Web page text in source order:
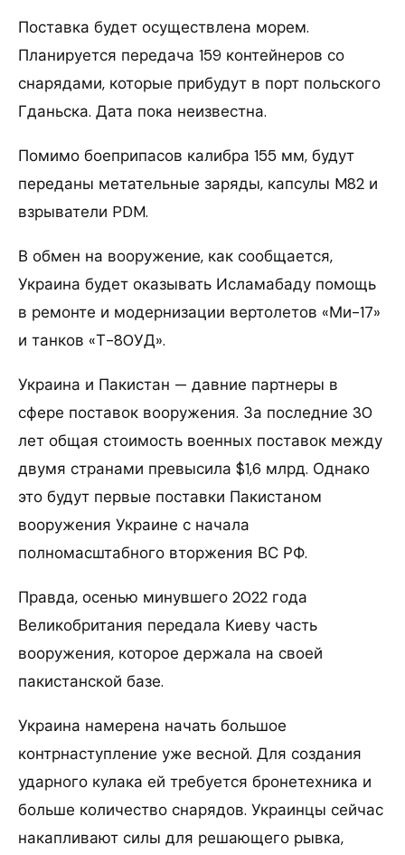
Поставка будет осуществлена морем.
Планируется передача 159 контейнеров со
снарядами, которые прибудут в порт польского
Гданьска. Дата пока неизвестна.
Помимо боеприпасов калибра 155 мм, будут
переданы метательные заряды, капсулы M82 и
взрыватели PDM.
В обмен на вооружение, как сообщается,
Украина будет оказывать Исламабаду помощь
в ремонте и модернизации вертолетов «Ми-17»
и танков «Т-80УД».
Украина и Пакистан — давние партнеры в
сфере поставок вооружения. За последние 30
лет общая стоимость военных поставок между
двумя странами превысила $1,6 млрд. Однако
это будут первые поставки Пакистаном
вооружения Украине с начала
полномасштабного вторжения ВС РФ.
Правда, осенью минувшего 2022 года
Великобритания передала Киеву часть
вооружения, которое держала на своей
пакистанской базе.
Украина намерена начать большое
контрнаступление уже весной. Для создания
ударного кулака ей требуется бронетехника и
больше количество снарядов. Украинцы сейчас
накапливают силы для решающего рывка,